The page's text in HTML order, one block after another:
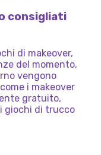
consigliati
di makeover,
del momento,
vengono
i makeover
gratuito,
giochi di trucco